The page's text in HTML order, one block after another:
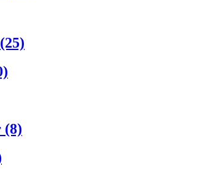
(25)
(8)